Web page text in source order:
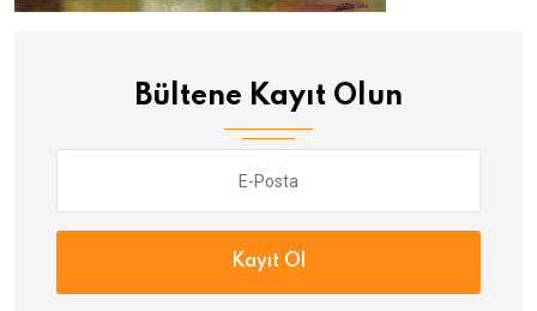
Bültene Kayıt Olun
Kayıt Ol